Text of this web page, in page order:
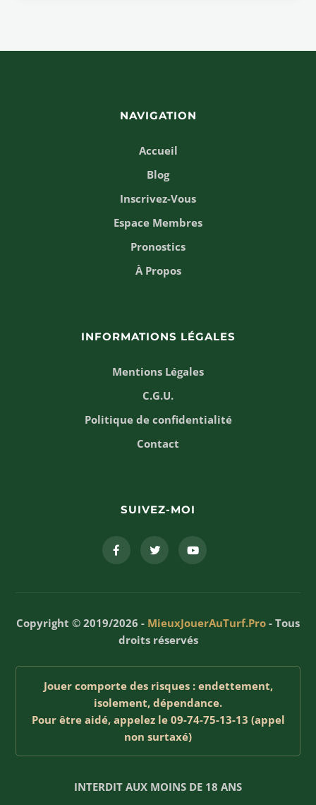
NAVIGATION
Accueil
Blog
Inscrivez-Vous
Espace Membres
Pronostics
À Propos
INFORMATIONS LÉGALES
Mentions Légales
C.G.U.
Politique de confidentialité
Contact
SUIVEZ-MOI
Copyright © 2019/2026 - MieuxJouerAuTurf.Pro - Tous
droits réservés
Jouer comporte des risques : endettement,
isolement, dépendance.
Pour être aidé, appelez le 09-74-75-13-13 (appel
non surtaxé)
INTERDIT AUX MOINS DE 18 ANS